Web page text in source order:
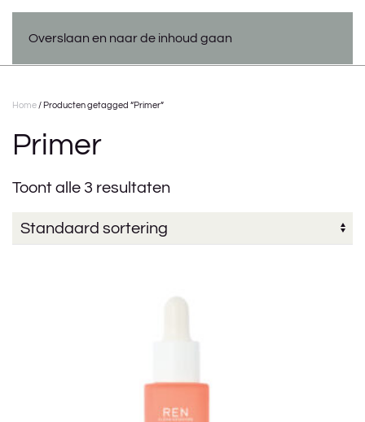
Overslaan en naar de inhoud gaan
Home / Producten getagged “Primer”
Primer
Toont alle 3 resultaten